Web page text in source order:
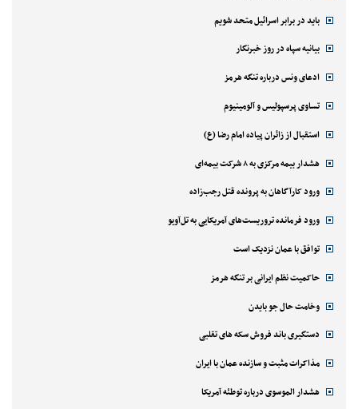
باید در برابر اسرائیل متحد شویم
بیانیه سپاه در روز خبرنگار
ادعای ونس درباره تنگه هرمز
تساوی پرسپولیس و آلومینیوم
استقبال از زائران پیاده امام رضا (ع)
هشدار بیمه مرکزی به ۸ شرکت بیمه‌ای
ورود کارآگاهان به پرونده قتل رجب‌زاده
ورود فرمانده تروریست‌های آمریکایی به تل‌آویو
توافق با عمان نزدیک است
حاکمیت نظم ایرانی بر تنگه هرمز
وخامت حال جو بایدن
دستگیری باند فروش سکه های تقلبی
مذاکرات مثبت و سازنده عمان با ایران
هشدار الموسوی درباره توطئه آمریکا